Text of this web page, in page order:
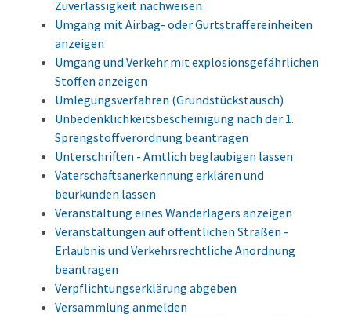
Zuverlässigkeit nachweisen
Umgang mit Airbag- oder Gurtstraffereinheiten
anzeigen
Umgang und Verkehr mit explosionsgefährlichen
Stoffen anzeigen
Umlegungsverfahren (Grundstückstausch)
Unbedenklichkeitsbescheinigung nach der 1.
Sprengstoffverordnung beantragen
Unterschriften - Amtlich beglaubigen lassen
Vaterschaftsanerkennung erklären und
beurkunden lassen
Veranstaltung eines Wanderlagers anzeigen
Veranstaltungen auf öffentlichen Straßen -
Erlaubnis und Verkehrsrechtliche Anordnung
beantragen
Verpflichtungserklärung abgeben
Versammlung anmelden